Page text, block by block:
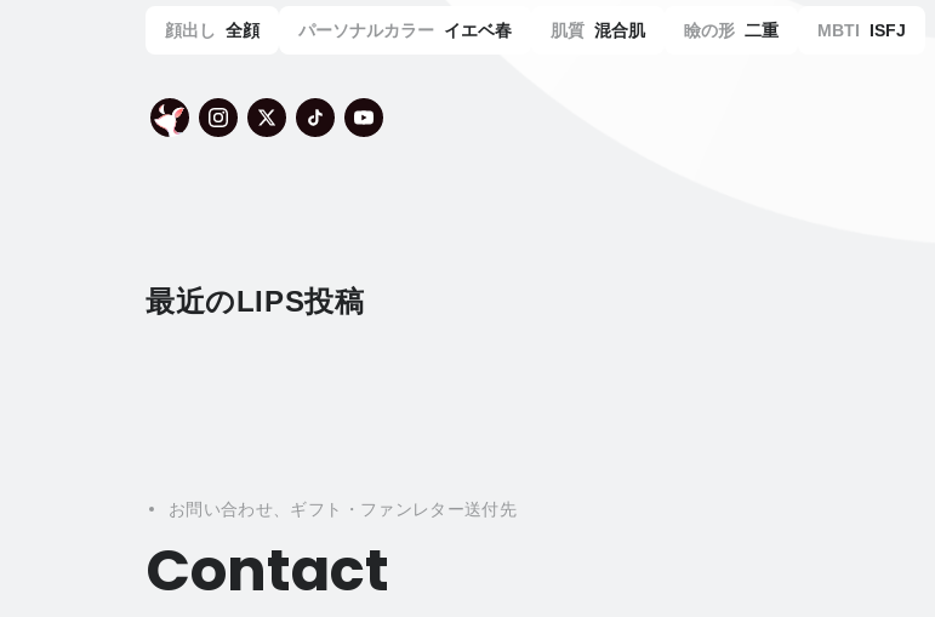
顔出し 全顔 パーソナルカラー イエベ春 肌質 混合肌 瞼の形 二重 MBTI ISFJ
最近のLIPS投稿
お問い合わせ、ギフト・ファンレター送付先
Contact